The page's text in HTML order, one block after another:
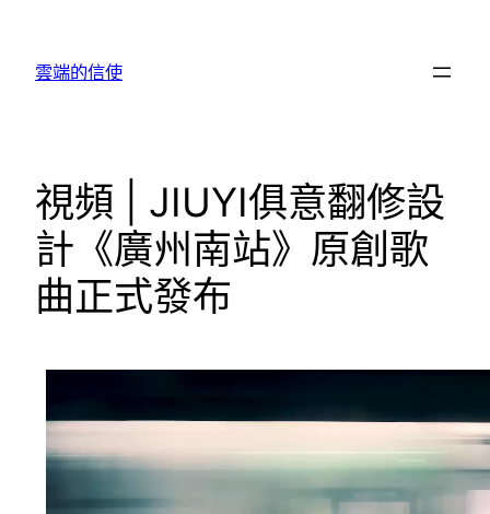
雲端的信使
視頻 | JIUYI俱意翻修設
計《廣州南站》原創歌
曲正式發布